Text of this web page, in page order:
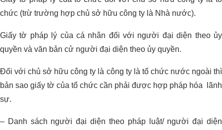
chức (trừ trường hợp chủ sở hữu công ty là Nhà nước).
Giấy tờ pháp lý của cá nhân đối với người đại diện theo ủy
quyền và văn bản cử người đại diện theo ủy quyền.
Đối với chủ sở hữu công ty là công ty là tổ chức nước ngoài thì
bản sao giấy tờ của tổ chức cần phải được hợp pháp hóa lãnh
sự.
– Danh sách người đại diện theo pháp luật/ người đại diện